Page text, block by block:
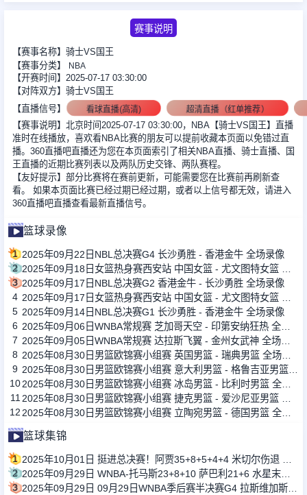
赛事说明
【赛事名称】骑士VS国王
【赛事分类】
NBA
【开赛时间】2025-07-17 03:30:00
【对阵双方】骑士VS国王
【直播信号】
看球直播(高清) 超清直播（红单推荐）
【赛事说明】北京时间2025-07-17 03:30:00，NBA【骑士VS国王】直播
准时在线播放，喜欢看NBA比赛的朋友可以提前收藏本页面以免错过直
播。360直播吧直播还为您在本页面索引了相关NBA直播、骑士直播、国
王直播的近期比赛列表以及两队历史交锋、两队赛程。
【友好提示】部分比赛将在赛前更新，可能需要您在比赛前再刷新查
看。 如果本页面比赛已经过期已经过期，或者以上信号都无效，请进入
360直播吧直播查看最新直播信号。
篮球录像
1 2025年09月22日NBL总决赛G4 长沙勇胜 - 香港金牛 全场录像
2
3 2025年09月17日NBL总决赛G2 香港金牛 - 长沙勇胜 全场录像
4
5 2025年09月14日NBL总决赛G1 长沙勇胜 - 香港金牛 全场录像
6
7
8
9
10
11
12
篮球集锦
1
2
3